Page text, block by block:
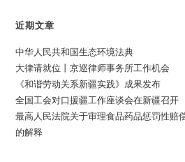
近期文章
中华人民共和国生态环境法典
大律请就位丨京巡律师事务所工作机会
《和谐劳动关系新疆实践》成果发布
全国工会对口援疆工作座谈会在新疆召开
最高人民法院关于审理食品药品惩罚性赔
的解释